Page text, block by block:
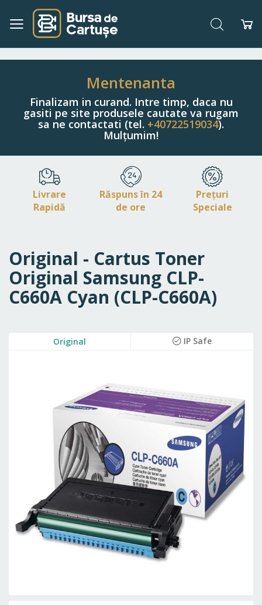
Navigați
Conținut
Căutare
Mentenanta
Finalizam in curand. Intre timp, daca nu
gasiti pe site produsele cautate va rugam
sa ne contactati (tel. +40722519034).
Mulțumim!
Livrare
Rapidă
Răspuns în 24
de ore
Prețuri
Speciale
Original - Cartus Toner
Original Samsung CLP-
C660A Cyan (CLP-C660A)
Original IP Safe